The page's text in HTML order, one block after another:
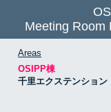
Meeting Room
Areas
OSIPP棟
千里エクステンション